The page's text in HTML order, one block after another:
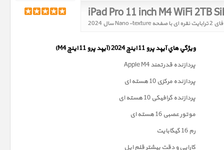
ويژگي هاي آيپد پرو 11 اینچ 2024 (آیپد پرو 11 اینچ M4)
پردازنده قدرتمند Apple M4
پردازنده مرکزی 10 هسته ای
پردازنده گرافیکی 10 هسته ای
موتور عصبی 16 هسته ای
رم 16 گیگابایت
کارایی و دقت بیشتر قلم اپل